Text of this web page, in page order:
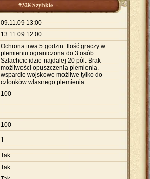
#328 Szybkie
09.11.09 13:00
13.11.09 12:00
Ochrona trwa 5 godzin. Ilość graczy w
plemieniu ograniczona do 3 osób.
Szlachcic idzie najdalej 20 pól. Brak
możliwości opuszczenia plemienia.
wsparcie wojskowe możliwe tylko do
członków własnego plemienia.
100
100
1
Tak
Tak